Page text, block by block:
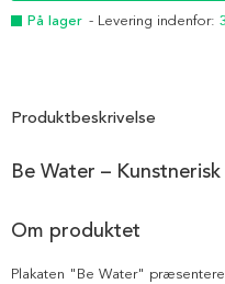
På lager - Levering indenfor:
Produktbeskrivelse
Be Water –
Om produktet
Plakaten "Be Water"